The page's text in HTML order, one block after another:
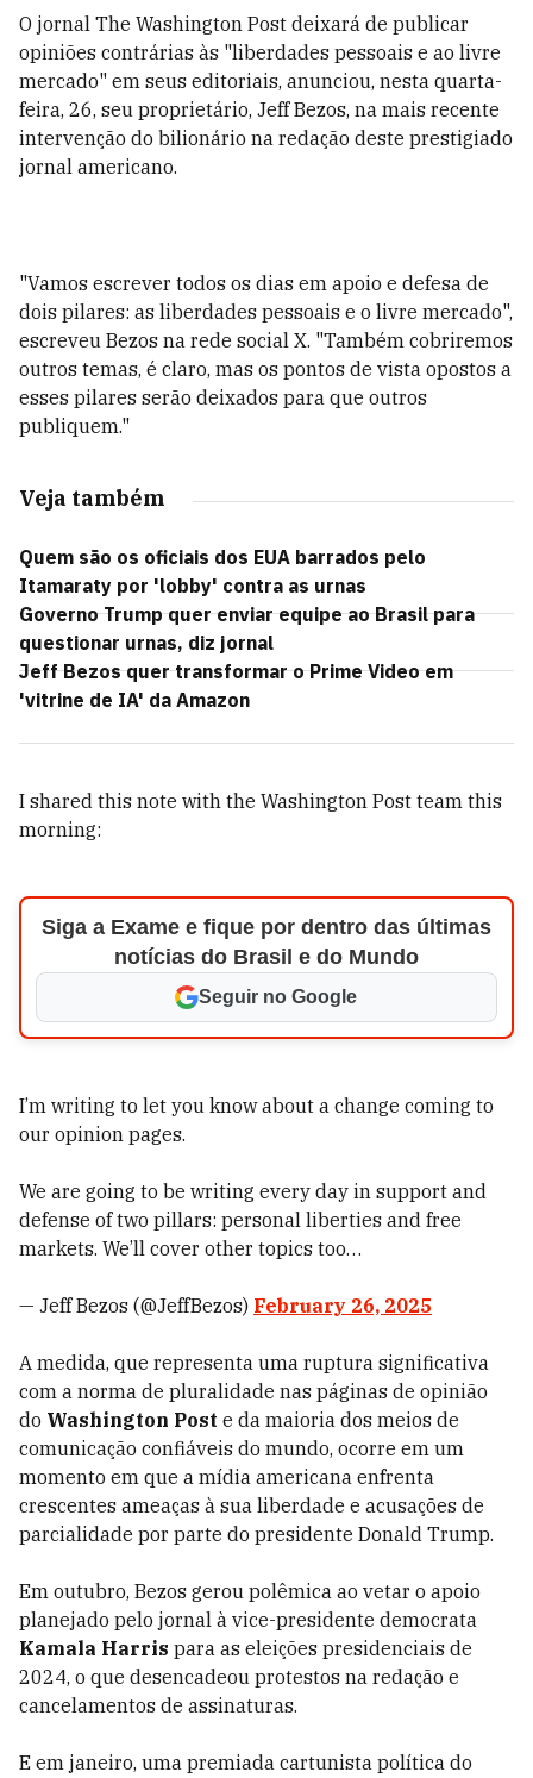
O jornal The Washington Post deixará de publicar
opiniões contrárias às "liberdades pessoais e ao livre
mercado" em seus editoriais, anunciou, nesta quarta-
feira, 26, seu proprietário, Jeff Bezos, na mais recente
intervenção do bilionário na redação deste prestigiado
jornal americano.
"Vamos escrever todos os dias em apoio e defesa de
dois pilares: as liberdades pessoais e o livre mercado",
escreveu Bezos na rede social X. "Também cobriremos
outros temas, é claro, mas os pontos de vista opostos a
esses pilares serão deixados para que outros
publiquem."
Veja também
Quem são os oficiais dos EUA barrados pelo
Itamaraty por 'lobby' contra as urnas
Governo Trump quer enviar equipe ao Brasil para
questionar urnas, diz jornal
Jeff Bezos quer transformar o Prime Video em
'vitrine de IA' da Amazon
I shared this note with the Washington Post team this
morning:
Siga a Exame e fique por dentro das últimas
notícias do Brasil e do Mundo
Seguir no Google
I’m writing to let you know about a change coming to
our opinion pages.
We are going to be writing every day in support and
defense of two pillars: personal liberties and free
markets. We’ll cover other topics too…
— Jeff Bezos (@JeffBezos) February 26, 2025
A medida, que representa uma ruptura significativa
com a norma de pluralidade nas páginas de opinião
do Washington Post e da maioria dos meios de
comunicação confiáveis do mundo, ocorre em um
momento em que a mídia americana enfrenta
crescentes ameaças à sua liberdade e acusações de
parcialidade por parte do presidente Donald Trump.
Em outubro, Bezos gerou polêmica ao vetar o apoio
planejado pelo jornal à vice-presidente democrata
Kamala Harris para as eleições presidenciais de
2024, o que desencadeou protestos na redação e
cancelamentos de assinaturas.
E em janeiro, uma premiada cartunista política do